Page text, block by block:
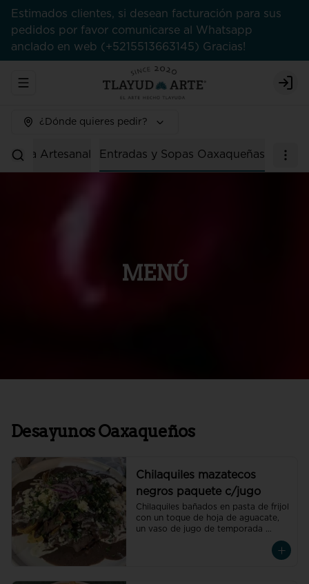
Estimados clientes, si desean facturación para sus
pedidos por favor comunicarse al Whatsapp
anclado en web (+5215513663145) Gracias!
Abrir menu de navegación
¿Dónde quieres pedir?
Tienda Artesanal Entradas y Sopas Oaxaqueñas
MENÚ
Desayunos Oaxaqueños
Chilaquiles mazatecos
negros paquete c/jugo
Chilaquiles bañados en pasta de frijol
con un toque de hoja de aguacate,
un vaso de jugo de temporada
pluma hidalgo, oaxaca, un pan dulce